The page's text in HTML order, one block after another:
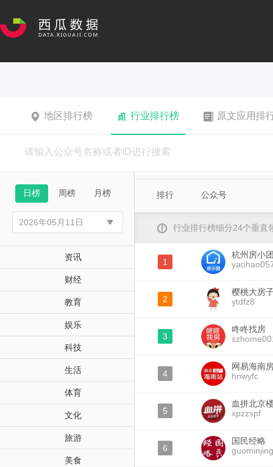
地区排行榜 行业排行榜 原文应用排
日榜 周榜 月榜
资讯
财经
教育
娱乐
科技
生活
体育
文化
旅游
美食
排行 公众号
行业排行榜细分24个垂直
1
杭州房小
2
樱桃大房
ytdfz8
3
咚咚找房
4
网易海南
hnwyfc
5
血拼北京
xpzzspf
6
国民经略